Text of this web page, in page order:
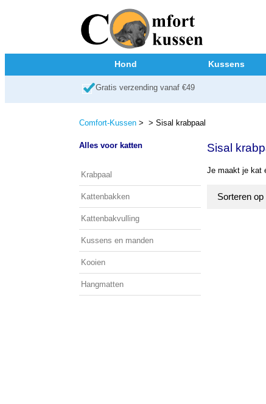
Hond Kussens
Gratis verzending vanaf €49
Comfort-Kussen> > Sisal krabpaal
Alles voor katten
Krabpaal
Kattenbakken
Kattenbakvulling
Kussens en manden
Kooien
Hangmatten
Sisal
Je maakt je kat
Sorteren op